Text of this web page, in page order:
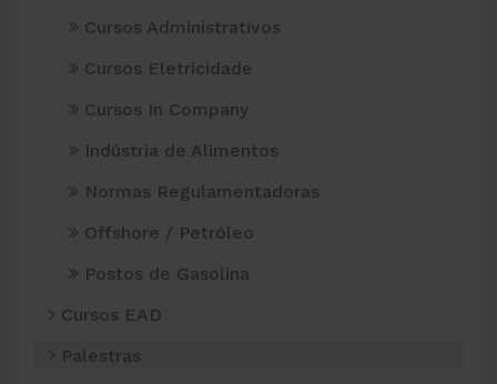
Cursos Administrativos
Cursos Eletricidade
Cursos In Company
Indústria de Alimentos
Normas Regulamentadoras
Offshore / Petróleo
Postos de Gasolina
Cursos EAD
Palestras